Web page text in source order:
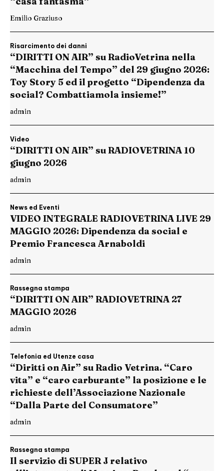
Emilio Graziuso
Risarcimento dei danni
“DIRITTI ON AIR” su RadioVetrina nella
“Macchina del Tempo” del 29 giugno 2026:
Toy Story 5 ed il progetto “Dipendenza da
social? Combattiamola insieme!”
admin
Video
“DIRITTI ON AIR” su RADIOVETRINA 10
giugno 2026
admin
News ed Eventi
VIDEO INTEGRALE RADIOVETRINA LIVE 29
MAGGIO 2026: Dipendenza da social e
Premio Francesca Arnaboldi
admin
Rassegna stampa
“DIRITTI ON AIR” RADIOVETRINA 27
MAGGIO 2026
admin
Telefonia ed Utenze casa
“Diritti on Air” su Radio Vetrina. “Caro
vita” e “caro carburante” la posizione e le
richieste dell’Associazione Nazionale
“Dalla Parte del Consumatore”
admin
Rassegna stampa
Il servizio di SUPER J relativo